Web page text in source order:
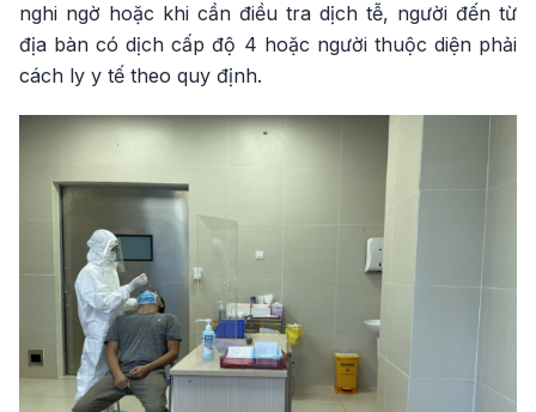
nghi ngờ hoặc khi cần điều tra dịch tễ, người đến từ
địa bàn có dịch cấp độ 4 hoặc người thuộc diện phải
cách ly y tế theo quy định.